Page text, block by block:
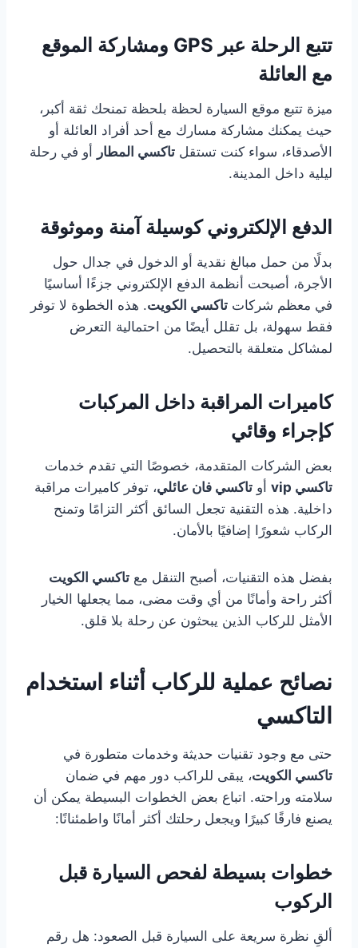
تتبع الرحلة عبر GPS ومشاركة الموقع
مع العائلة
ميزة تتبع موقع السيارة لحظة بلحظة تمنحك ثقة أكبر،
حيث يمكنك مشاركة مسارك مع أحد أفراد العائلة أو
الأصدقاء، سواء كنت تستقل تاكسي المطار أو في رحلة
ليلية داخل المدينة.
الدفع الإلكتروني كوسيلة آمنة وموثوقة
بدلًا من حمل مبالغ نقدية أو الدخول في جدال حول
الأجرة، أصبحت أنظمة الدفع الإلكتروني جزءًا أساسيًا
في معظم شركات تاكسي الكويت. هذه الخطوة لا توفر
فقط سهولة، بل تقلل أيضًا من احتمالية التعرض
لمشاكل متعلقة بالتحصيل.
كاميرات المراقبة داخل المركبات
كإجراء وقائي
بعض الشركات المتقدمة، خصوصًا التي تقدم خدمات
تاكسي vip
أو تاكسي فان عائلي، توفر كاميرات مراقبة
داخلية. هذه التقنية تجعل السائق أكثر التزامًا وتمنح
الركاب شعورًا إضافيًا بالأمان.
بفضل هذه التقنيات، أصبح التنقل مع تاكسي الكويت
أكثر راحة وأمانًا من أي وقت مضى، مما يجعلها الخيار
الأمثل للركاب الذين يبحثون عن رحلة بلا قلق.
نصائح عملية للركاب أثناء استخدام
التاكسي
حتى مع وجود تقنيات حديثة وخدمات متطورة في
تاكسي الكويت، يبقى للراكب دور مهم في ضمان
سلامته وراحته. اتباع بعض الخطوات البسيطة يمكن أن
يصنع فارقًا كبيرًا ويجعل رحلتك أكثر أمانًا واطمئنانًا:
خطوات بسيطة لفحص السيارة قبل
الركوب
ألقِ نظرة سريعة على السيارة قبل الصعود: هل رقم